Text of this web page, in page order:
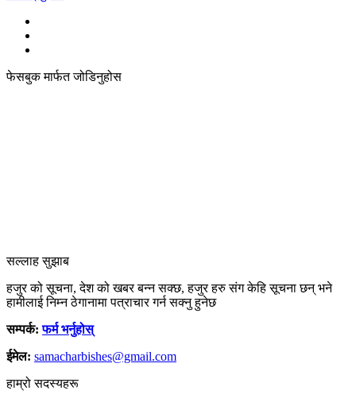
फेसबुक मार्फत जोडिनुहोस
सल्लाह सुझाब
हजुर को सूचना, देश को खबर बन्न सक्छ, हजुर हरु संग केहि सूचना छन् भने
हामीलाई निम्न ठेगानामा पत्राचार गर्न सक्नु हुनेछ
सम्पर्क:फर्म भर्नुहोस्
ईमेल: samacharbishes@gmail.com
हाम्रो सदस्यहरू